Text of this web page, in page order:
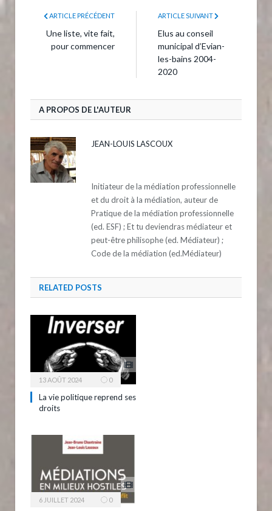
ARTICLE PRÉCÉDENT
Une liste, vite fait,
pour commencer
ARTICLE SUIVANT
Elus au conseil
municipal d’Evian-
les-bains 2004-
2020
A PROPOS DE L'AUTEUR
JEAN-LOUIS LASCOUX
Initiateur de la médiation professionnelle
et du droit à la médiation, auteur de
Pratique de la médiation professionnelle
(ed. ESF) ; Et tu deviendras médiateur et
peut-être philisophe (ed. Médiateur) ;
Code de la médiation (ed.Médiateur)
RELATED POSTS
13 AOÛT 2024 0
La vie politique reprend ses
droits
6 JUILLET 2024 0